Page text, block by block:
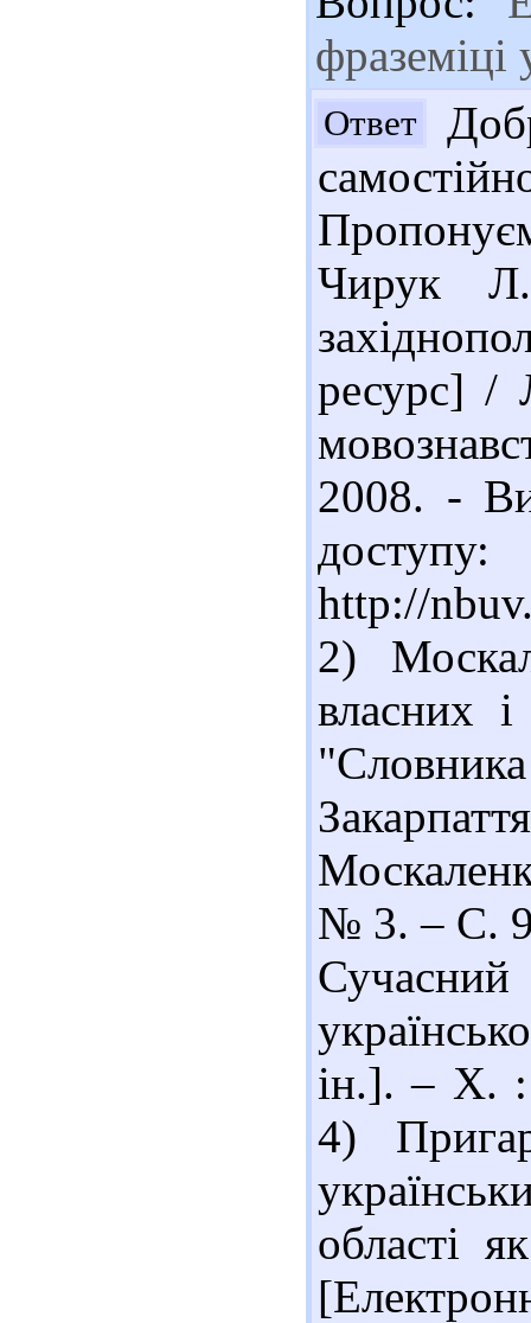
фраземіці
Ответ
Чирук Л.
ресурс] /
2008. -
доступу:
http://
2)
власних і
№ 3. – С.
ін.]. – Х.
4)
області